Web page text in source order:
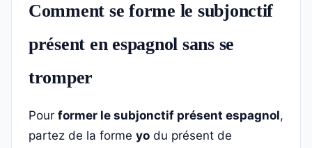
Comment se forme le subjonctif
présent en espagnol sans se
tromper
Pour former le subjonctif présent espagnol,
partez de la forme yo du présent de